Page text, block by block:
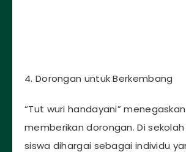
4. Dorongan untuk Berkembang
“Tut wuri handayani”
memberikan dorongan. Di
siswa dihargai sebagai individu